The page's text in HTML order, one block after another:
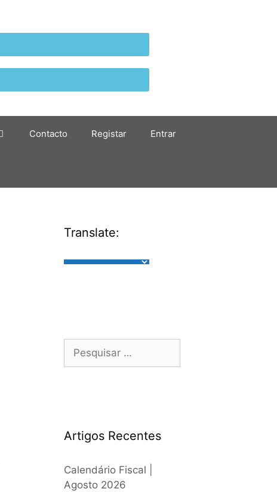
Contacto Registar Entrar
Translate:
Artigos Recentes
Calendário Fiscal |
Agosto 2026